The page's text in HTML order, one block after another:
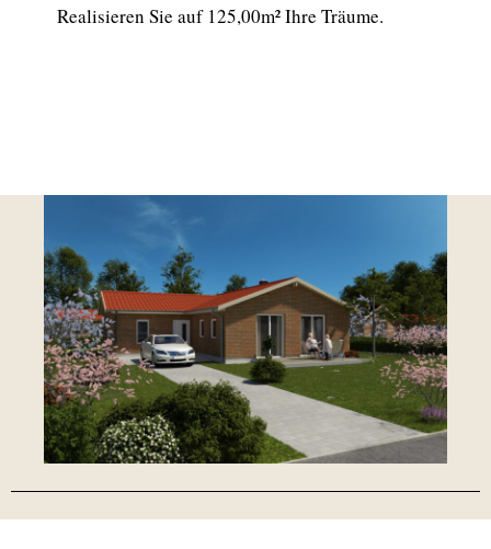
Realisieren Sie auf 125,00m² Ihre Träume.